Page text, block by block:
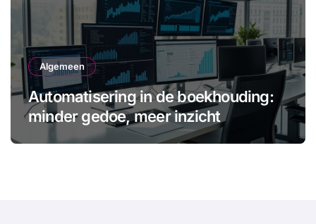
Algemeen
Automatisering in de boekhouding:
minder gedoe, meer inzicht